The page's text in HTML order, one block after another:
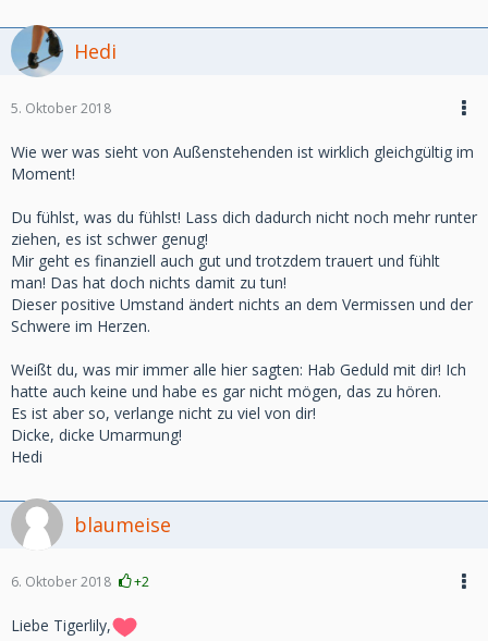
Hedi
5. Oktober 2018
Wie wer was sieht von Außenstehenden ist wirklich gleichgültig im
Moment!
Du fühlst, was du fühlst! Lass dich dadurch nicht noch mehr runter
ziehen, es ist schwer genug!
Mir geht es finanziell auch gut und trotzdem trauert und fühlt
man! Das hat doch nichts damit zu tun!
Dieser positive Umstand ändert nichts an dem Vermissen und der
Schwere im Herzen.
Weißt du, was mir immer alle hier sagten: Hab Geduld mit dir! Ich
hatte auch keine und habe es gar nicht mögen, das zu hören.
Es ist aber so, verlange nicht zu viel von dir!
Dicke, dicke Umarmung!
Hedi
blaumeise
6. Oktober 2018 +2
Liebe Tigerlily,